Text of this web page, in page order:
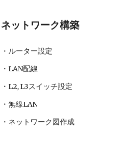
ネットワーク構築
・ルーター設定
・LAN配線
・L2, L3スイッチ設定
・無線LAN
・ネットワーク図作成